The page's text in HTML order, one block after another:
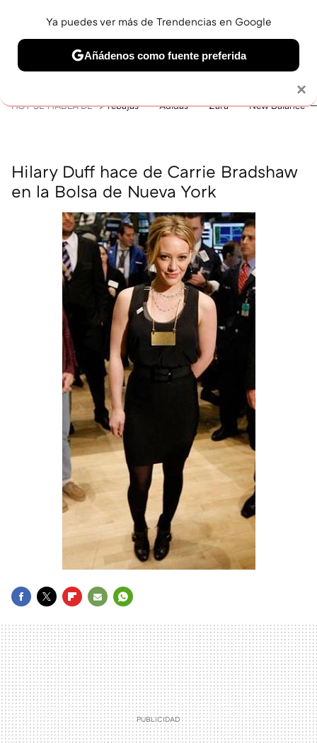
BELLEZA SHOPPING VIAJES GASTRO SNEAKERS
HOY SE HABLA DE rebajas Adidas Zara New Balance
Hilary Duff hace de Carrie Bradshaw
en la Bolsa de Nueva York
MAIL
×
Ya puedes ver más de Trendencias en Google
Añádenos como fuente preferida